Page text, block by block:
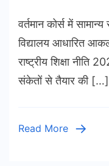
वर्तमान कोर्स में
विद्यालय आधारित
राष्ट्रीय शिक्षा
संकेतों से तैयार की […]
Read More